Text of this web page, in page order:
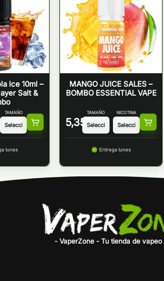
Ice 10ml –
Salt &
TAMAÑO
lunes
MANGO JUICE SALES –
BOMBO ESSENTIAL VAPE
5,35 €
TAMAÑO NICOTINA
Entrega lunes
- VaperZone - Tu tienda de vapeo